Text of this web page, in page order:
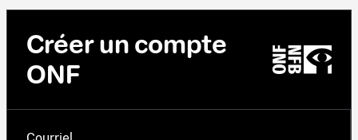
Créer un compte
ONF